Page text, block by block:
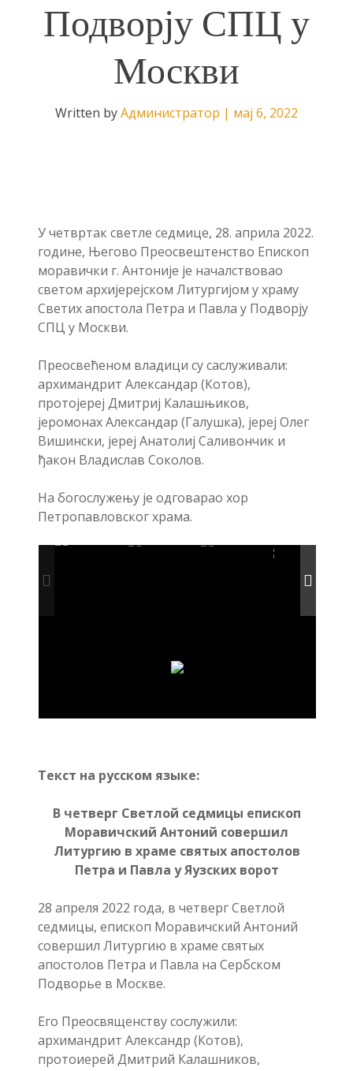
Подворју СПЦ у
Москви
Written byАдминистратор | мај 6, 2022
У четвртак светле седмице, 28. априла 2022.
године, Његово Преосвештенство Епископ
моравички г. Антоније је началствовао
светом архијерејском Литургијом у храму
Светих апостола Петра и Павла у Подворју
СПЦ у Москви.
Преосвећеном владици су саслуживали:
архимандрит Александар (Котов),
протојереј Дмитриј Калашњиков,
јеромонах Александар (Галушка), јереј Олег
Вишински, јереј Анатолиј Саливончик и
ђакон Владислав Соколов.
На богослужењу је одговарао хор
Петропавловског храма.
Текст на русском языке:
В четверг Светлой седмицы епископ
Моравичский Антоний совершил
Литургию в храме святых апостолов
Петра и Павла у Яузских ворот
28 апреля 2022 года, в четверг Светлой
седмицы, епископ Моравичский Антоний
совершил Литургию в храме святых
апостолов Петра и Павла на Сербском
Подворье в Москве.
Его Преосвященству сослужили:
архимандрит Александр (Котов),
протоиерей Дмитрий Калашников,